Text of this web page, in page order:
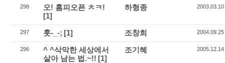
298
오! 홈피오픈 ㅊㅋ!
[1]
하형종 2003.03.10
297 훗-_-; [1] 조창희 2004.09.25
296
^ ^삭막한 세상에서
살아 남는 법.~!! [1]
조기혜 2005.12.14